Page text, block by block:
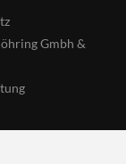
Gmbh &